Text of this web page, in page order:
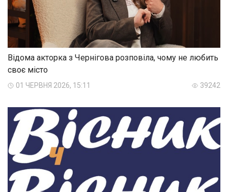
Відома акторка з Чернігова розповіла, чому не любить
своє місто
01 ЧЕРВНЯ 2026, 15:11 39242